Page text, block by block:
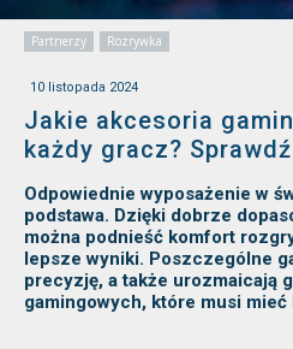
Partnerzy Rozrywka
10 listopada 2024
Jakie akcesoria
każdy gracz?
Odpowiednie wyposażenie w
podstawa. Dzięki dobrze
można podnieść komfort
lepsze wyniki. Poszczególne
precyzję, a także urozmaicają
gamingowych, które musi mieć